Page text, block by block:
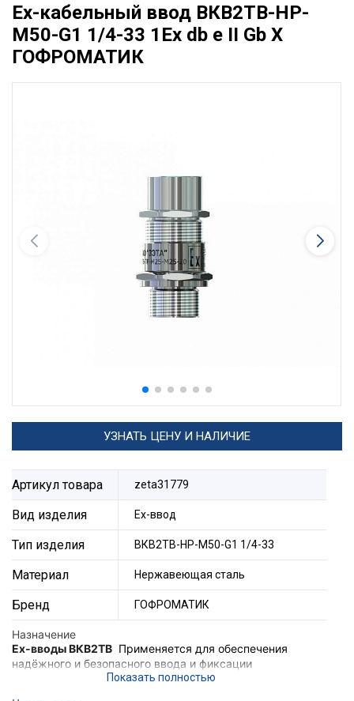
Ех-кабельный ввод ВКВ2ТВ-НР-
М50-G1 1/4-33 1Ex db e II Gb X
ГОФРОМАТИК
УЗНАТЬ ЦЕНУ И НАЛИЧИЕ
Артикул товара zeta31779
Вид изделия Ех-ввод
Тип изделия ВКВ2ТВ-НР-М50-G1 1/4-33
Материал Нержавеющая сталь
Бренд ГОФРОМАТИК
Назначение
Ex-вводы ВКВ2ТВ Применяется для обеспечения
надёжного и безопасного ввода и фиксации
небронированного кабеля, проложенного в трубе в